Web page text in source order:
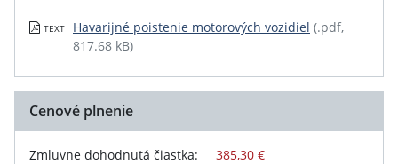
TEXT Havarijné poistenie motorových vozidiel (.pdf,
817.68 kB)
Cenové plnenie
Zmluvne dohodnutá čiastka: 385,30 €